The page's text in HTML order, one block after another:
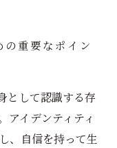
の重要なポイン
として認識する存
アイデンティティ
、自信を持って生